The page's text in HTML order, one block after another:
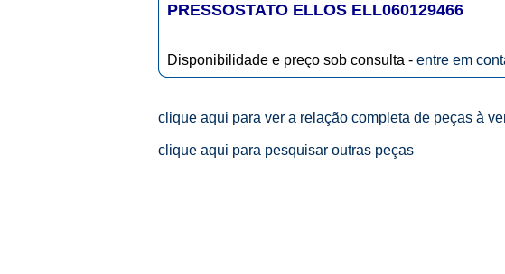
PRESSOSTATO ELLOS ELL060129466
Disponibilidade e preço sob consulta - entre em
clique aqui para ver a relação completa de peças à
clique aqui para pesquisar outras peças